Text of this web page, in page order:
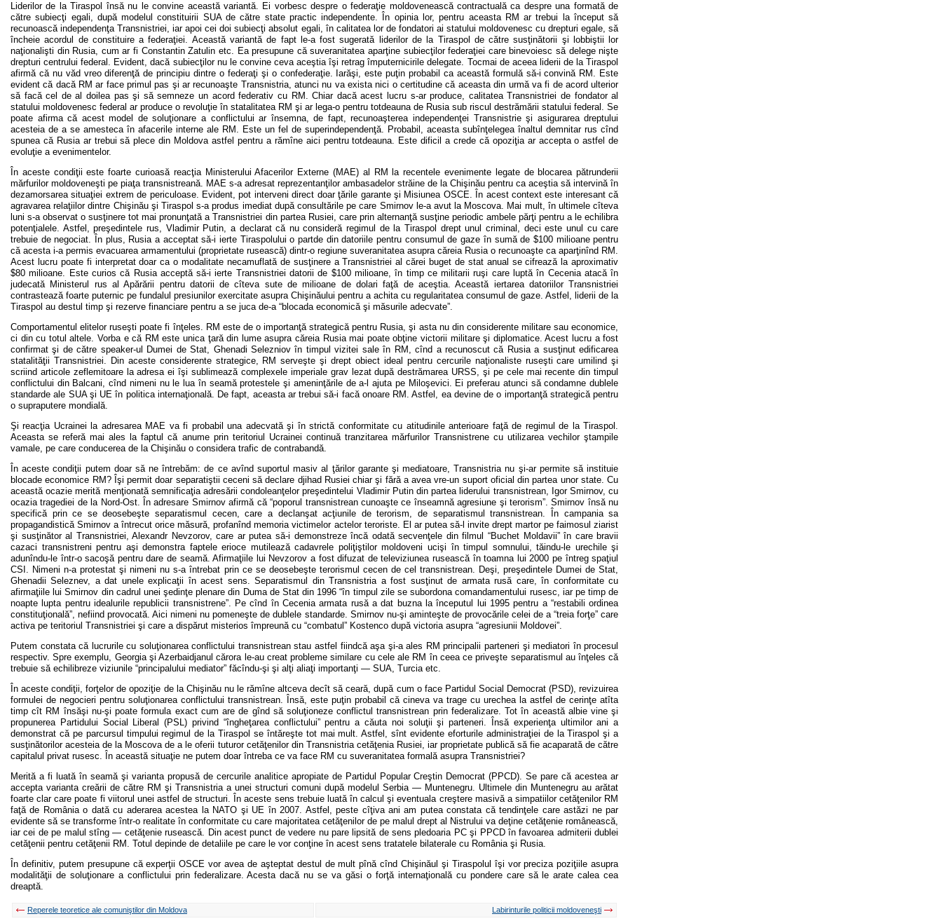
Liderilor de la Tiraspol însă nu le convine această variantă. Ei vorbesc despre o federaţie moldovenească contractuală ca despre una formată de
către subiecţi egali, după modelul constituirii SUA de către state practic independente. În opinia lor, pentru aceasta RM ar trebui la început să
recunoască independenţa Transnistriei, iar apoi cei doi subiecţi absolut egali, în calitatea lor de fondatori ai statului moldovenesc cu drepturi egale, să
încheie acordul de constituire a federaţiei. Această variantă de fapt le-a fost sugerată liderilor de la Tiraspol de către susţinătorii şi lobbiştii lor
naţionalişti din Rusia, cum ar fi Constantin Zatulin etc. Ea presupune că suveranitatea aparţine subiecţilor federaţiei care binevoiesc să delege nişte
drepturi centrului federal. Evident, dacă subiecţilor nu le convine ceva aceştia îşi retrag împuternicirile delegate. Tocmai de aceea liderii de la Tiraspol
afirmă că nu văd vreo diferenţă de principiu dintre o federaţi şi o confederaţie. Iarăşi, este puţin probabil ca această formulă să-i convină RM. Este
evident că dacă RM ar face primul pas şi ar recunoaşte Transnistria, atunci nu va exista nici o certitudine că aceasta din urmă va fi de acord ulterior
să facă cel de al doilea pas şi să semneze un acord federativ cu RM. Chiar dacă acest lucru s-ar produce, calitatea Transnistriei de fondator al
statului moldovenesc federal ar produce o revoluţie în statalitatea RM şi ar lega-o pentru totdeauna de Rusia sub riscul destrămării statului federal. Se
poate afirma că acest model de soluţionare a conflictului ar însemna, de fapt, recunoaşterea independenţei Transnistrie şi asigurarea dreptului
acesteia de a se amesteca în afacerile interne ale RM. Este un fel de superindependenţă. Probabil, aceasta subînţelegea înaltul demnitar rus cînd
spunea că Rusia ar trebui să plece din Moldova astfel pentru a rămîne aici pentru totdeauna. Este dificil a crede că opoziţia ar accepta o astfel de
evoluţie a evenimentelor.
În aceste condiţii este foarte curioasă reacţia Ministerului Afacerilor Externe (MAE) al RM la recentele evenimente legate de blocarea pătrunderii
mărfurilor moldoveneşti pe piaţa transnistreană. MAE s-a adresat reprezentanţilor ambasadelor străine de la Chişinău pentru ca aceştia să intervină în
dezamorsarea situaţiei extrem de periculoase. Evident, pot interveni direct doar ţările garante şi Misiunea OSCE. În acest context este interesant că
agravarea relaţiilor dintre Chişinău şi Tiraspol s-a produs imediat după consultările pe care Smirnov le-a avut la Moscova. Mai mult, în ultimele cîteva
luni s-a observat o susţinere tot mai pronunţată a Transnistriei din partea Rusiei, care prin alternanţă susţine periodic ambele părţi pentru a le echilibra
potenţialele. Astfel, preşedintele rus, Vladimir Putin, a declarat că nu consideră regimul de la Tiraspol drept unul criminal, deci este unul cu care
trebuie de negociat. În plus, Rusia a acceptat să-i ierte Tiraspolului o partde din datoriile pentru consumul de gaze în sumă de $100 milioane pentru
că acesta i-a permis evacuarea armamentului (proprietate rusească) dintr-o regiune suveranitatea asupra căreia Rusia o recunoaşte ca aparţinînd RM.
Acest lucru poate fi interpretat doar ca o modalitate necamuflată de susţinere a Transnistriei al cărei buget de stat anual se cifrează la aproximativ
$80 milioane. Este curios că Rusia acceptă să-i ierte Transnistriei datorii de $100 milioane, în timp ce militarii ruşi care luptă în Cecenia atacă în
judecată Ministerul rus al Apărării pentru datorii de cîteva sute de milioane de dolari faţă de aceştia. Această iertarea datoriilor Transnistriei
contrastează foarte puternic pe fundalul presiunilor exercitate asupra Chişinăului pentru a achita cu regularitatea consumul de gaze. Astfel, liderii de la
Tiraspol au destul timp şi rezerve financiare pentru a se juca de-a “blocada economică şi măsurile adecvate”.
Comportamentul elitelor ruseşti poate fi înţeles. RM este de o importanţă strategică pentru Rusia, şi asta nu din considerente militare sau economice,
ci din cu totul altele. Vorba e că RM este unica ţară din lume asupra căreia Rusia mai poate obţine victorii militare şi diplomatice. Acest lucru a fost
confirmat şi de către speaker-ul Dumei de Stat, Ghenadi Selezniov în timpul vizitei sale în RM, cînd a recunoscut că Rusia a susţinut edificarea
statalităţii Transnistriei. Din aceste considerente strategice, RM serveşte şi drept obiect ideal pentru cercurile naţionaliste ruseşti care umilind şi
scriind articole zeflemitoare la adresa ei îşi sublimează complexele imperiale grav lezat după destrămarea URSS, şi pe cele mai recente din timpul
conflictului din Balcani, cînd nimeni nu le lua în seamă protestele şi ameninţările de a-l ajuta pe Miloşevici. Ei preferau atunci să condamne dublele
standarde ale SUA şi UE în politica internaţională. De fapt, aceasta ar trebui să-i facă onoare RM. Astfel, ea devine de o importanţă strategică pentru
o supraputere mondială.
Şi reacţia Ucrainei la adresarea MAE va fi probabil una adecvată şi în strictă conformitate cu atitudinile anterioare faţă de regimul de la Tiraspol.
Aceasta se referă mai ales la faptul că anume prin teritoriul Ucrainei continuă tranzitarea mărfurilor Transnistrene cu utilizarea vechilor ştampile
vamale, pe care conducerea de la Chişinău o considera trafic de contrabandă.
În aceste condiţii putem doar să ne întrebăm: de ce avînd suportul masiv al ţărilor garante şi mediatoare, Transnistria nu şi-ar permite să instituie
blocade economice RM? Îşi permit doar separatiştii ceceni să declare djihad Rusiei chiar şi fără a avea vre-un suport oficial din partea unor state. Cu
această ocazie merită menţionată semnificaţia adresării condoleanţelor preşedintelui Vladimir Putin din partea liderului transnistrean, Igor Smirnov, cu
ocazia tragediei de la Nord-Ost. În adresare Smirnov afirmă că “poporul transnistrean cunoaşte ce înseamnă agresiune şi terorism”. Smirnov însă nu
specifică prin ce se deosebeşte separatismul cecen, care a declanşat acţiunile de terorism, de separatismul transnistrean. În campania sa
propagandistică Smirnov a întrecut orice măsură, profanînd memoria victimelor actelor teroriste. El ar putea să-l invite drept martor pe faimosul ziarist
şi susţinător al Transnistriei, Alexandr Nevzorov, care ar putea să-i demonstreze încă odată secvenţele din filmul “Buchet Moldavii” în care bravii
cazaci transnistreni pentru aşi demonstra faptele erioce mutilează cadavrele poliţiştilor moldoveni ucişi în timpul somnului, tăindu-le urechile şi
adunîndu-le într-o sacoşă pentru dare de seamă. Afirmaţiile lui Nevzorov a fost difuzat de televiziunea rusească în toamna lui 2000 pe întreg spaţiul
CSI. Nimeni n-a protestat şi nimeni nu s-a întrebat prin ce se deosebeşte terorismul cecen de cel transnistrean. Deşi, preşedintele Dumei de Stat,
Ghenadii Seleznev, a dat unele explicaţii în acest sens. Separatismul din Transnistria a fost susţinut de armata rusă care, în conformitate cu
afirmaţiile lui Smirnov din cadrul unei şedinţe plenare din Duma de Stat din 1996 “în timpul zile se subordona comandamentului rusesc, iar pe timp de
noapte lupta pentru idealurile republicii transnistrene”. Pe cînd în Cecenia armata rusă a dat buzna la începutul lui 1995 pentru a “restabili ordinea
constituţională”, nefiind provocată. Aici nimeni nu pomeneşte de dublele standarde. Smirnov nu-şi aminteşte de provocările celei de a “treia forţe” care
activa pe teritoriul Transnistriei şi care a dispărut misterios împreună cu “combatul” Kostenco după victoria asupra “agresiunii Moldovei”.
Putem constata că lucrurile cu soluţionarea conflictului transnistrean stau astfel fiindcă aşa şi-a ales RM principalii parteneri şi mediatori în procesul
respectiv. Spre exemplu, Georgia şi Azerbaidjanul cărora le-au creat probleme similare cu cele ale RM în ceea ce priveşte separatismul au înţeles că
trebuie să echilibreze viziunile “principalului mediator” făcîndu-şi şi alţi aliaţi importanţi — SUA, Turcia etc.
În aceste condiţii, forţelor de opoziţie de la Chişinău nu le rămîne altceva decît să ceară, după cum o face Partidul Social Democrat (PSD), revizuirea
formulei de negocieri pentru soluţionarea conflictului transnistrean. Însă, este puţin probabil că cineva va trage cu urechea la astfel de cerinţe atîta
timp cît RM însăşi nu-şi poate formula exact cum are de gînd să soluţioneze conflictul transnistrean prin federalizare. Tot în această albie vine şi
propunerea Partidului Social Liberal (PSL) privind “îngheţarea conflictului” pentru a căuta noi soluţii şi parteneri. Însă experienţa ultimilor ani a
demonstrat că pe parcursul timpului regimul de la Tiraspol se întăreşte tot mai mult. Astfel, sînt evidente eforturile administraţiei de la Tiraspol şi a
susţinătorilor acesteia de la Moscova de a le oferii tuturor cetăţenilor din Transnistria cetăţenia Rusiei, iar proprietate publică să fie acaparată de către
capitalul privat rusesc. În această situaţie ne putem doar întreba ce va face RM cu suveranitatea formală asupra Transnistriei?
Merită a fi luată în seamă şi varianta propusă de cercurile analitice apropiate de Partidul Popular Creştin Democrat (PPCD). Se pare că acestea ar
accepta varianta creării de către RM şi Transnistria a unei structuri comuni după modelul Serbia — Muntenegru. Ultimele din Muntenegru au arătat
foarte clar care poate fi viitorul unei astfel de structuri. În aceste sens trebuie luată în calcul şi eventuala creştere masivă a simpatiilor cetăţenilor RM
faţă de România o dată cu aderarea acestea la NATO şi UE în 2007. Astfel, peste cîţiva ani am putea constata că tendinţele care astăzi ne par
evidente să se transforme într-o realitate în conformitate cu care majoritatea cetăţenilor de pe malul drept al Nistrului va deţine cetăţenie românească,
iar cei de pe malul stîng — cetăţenie rusească. Din acest punct de vedere nu pare lipsită de sens pledoaria PC şi PPCD în favoarea admiterii dublei
cetăţenii pentru cetăţenii RM. Totul depinde de detaliile pe care le vor conţine în acest sens tratatele bilaterale cu România şi Rusia.
În definitiv, putem presupune că experţii OSCE vor avea de aşteptat destul de mult pînă cînd Chişinăul şi Tiraspolul îşi vor preciza poziţiile asupra
modalităţii de soluţionare a conflictului prin federalizare. Acesta dacă nu se va găsi o forţă internaţională cu pondere care să le arate calea cea
dreaptă.
Reperele teoretice ale comuniştilor din Moldova Labirinturile politicii moldoveneşti